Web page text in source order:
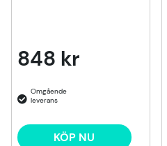
848 kr
KÖP NU